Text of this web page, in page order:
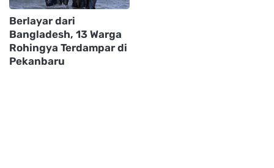
Berlayar dari
Bangladesh, 13 Warga
Rohingya Terdampar di
Pekanbaru